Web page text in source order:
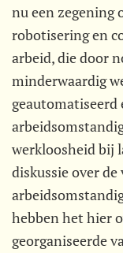
nu een zegening
robotisering en
arbeid, die door
minderwaardig
geautomatiseerd
werkloosheid bij
diskussie over
hebben het hier
georganiseerde